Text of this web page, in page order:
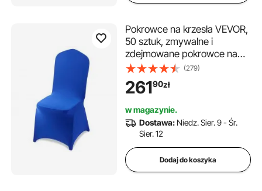
Pokrowce na krzesła VEVOR,
50 sztuk, zmywalne i
zdejmowane pokrowce na
krzesła z poliestru i spandexu
na wesela, bankiety w
jadalniach i restauracjach,
95 cm), kolor królewski
niebieski
(279)
26190zł
w magazynie.
Dostawa: Niedz. Sier. 9 - Śr.
Sier. 12
Dodaj do koszyka